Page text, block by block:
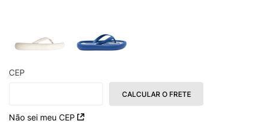
CEP
Não sei meu CEP
CALCULAR O FRETE